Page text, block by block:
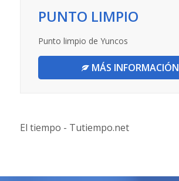
PUNTO LIMPIO
Punto limpio de Yuncos
MÁS INFORMACIÓN
El tiempo - Tutiempo.net